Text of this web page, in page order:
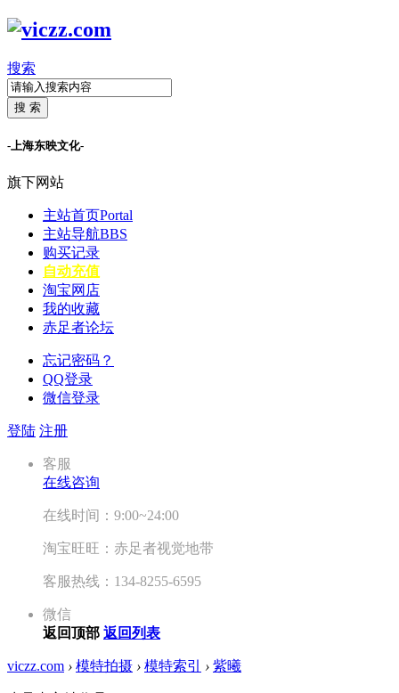
搜索
搜 索
-上海东映文化-
旗下网站
主站首页Portal
主站导航BBS
购买记录
自动充值
淘宝网店
我的收藏
赤足者论坛
忘记密码？
QQ登录
微信登录
登陆 注册
客服
在线咨询
在线时间：9:00~24:00
淘宝旺旺：赤足者视觉地带
客服热线：134-8255-6595
微信
返回顶部 返回列表
viczz.com › 模特拍摄 › 模特索引 › 紫曦